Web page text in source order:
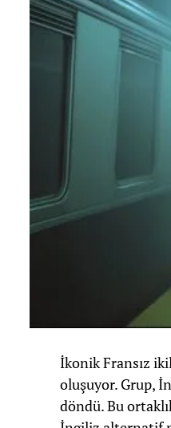
İkonik Fransız
oluşuyor. Grup,
döndü. Bu